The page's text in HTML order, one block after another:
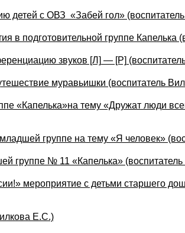
детей с ОВЗ «Забей гол»
в подготовительной группе Капелька
звуков [Л] — [Р]
муравьишки (воспитатель
«Капелька»на тему «Дружат люди
группе на тему «Я человек»
группе № 11 «Капелька»
мероприятие с детьми старшего
Е.С.)